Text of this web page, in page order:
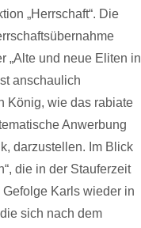
„Herrschaft“. Die
„Alte und neue Eliten in
anschaulich
König, wie das rabiate
Anwerbung
darzustellen. Im Blick
die in der Stauferzeit
Karls wieder in
sich nach dem